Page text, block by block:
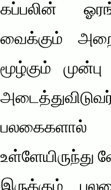
கப்பலின்
வைக்கும் அறை
மூழ்கும்
உள்ளேயிருந்து